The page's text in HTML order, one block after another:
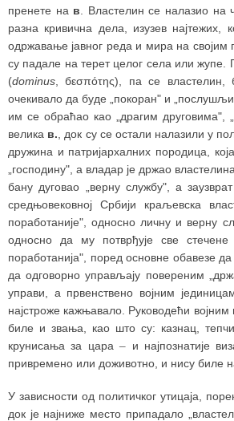
пренете на в . Властелин се налазио на
разна кривична дела, изузев
одржавање јавног реда и мира на својим
су падале на терет целог села или жупе.
(dominus , бεσπότης), па се властелин,
очекивало да буде „покоран" и
им се обраћао као „драгим друговима",
велика в. , док су се остали налазили у
дружина и патријархалних породица,
„господину", а владар је држао
бану дуговао „верну службу", а
средњовековној Србији краљевска
поработаније", односно личну и верну
односно да му потврђује све
поработанија", поред основне обавезе да
да одговорно управљају повереним
управи, а првенствено војним
најстроже кажњавало. Руководећи
биле и звања, као што су: казнац,
крунисања за цара– и најпознатије
привремено или доживотно, и нису биле
У зависности од политичког утицаја,
док је најниже место припадало